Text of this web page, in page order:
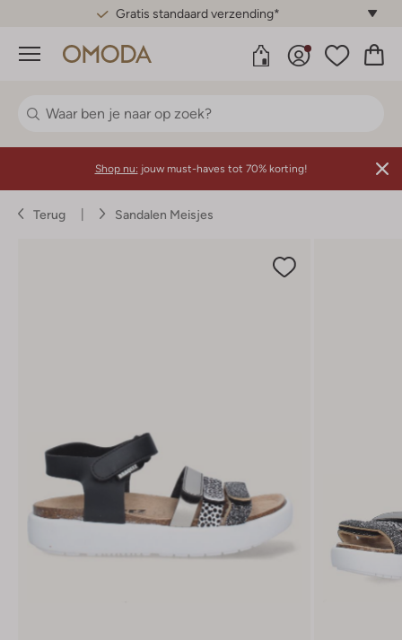
Gratis standaard verzending*
Menu
Shop nu: jouw must-haves tot 70% korting!
Terug Sandalen Meisjes